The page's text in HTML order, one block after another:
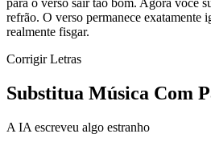
refrão. O verso permanece exatamente
realmente fisgar.
Corrigir Letras
Substitua Música Com
A IA escreveu algo estranho